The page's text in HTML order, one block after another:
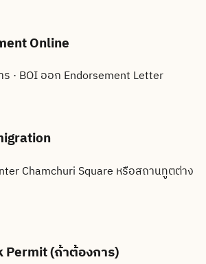
Online
· BOI ออก Endorsement Letter
Chamchuri Square หรือสถานทูตต่าง
Permit (ถ้าต้องการ)